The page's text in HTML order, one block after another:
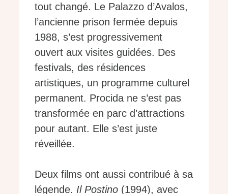
tout changé. Le Palazzo d’Avalos,
l’ancienne prison fermée depuis
1988, s’est progressivement
ouvert aux visites guidées. Des
festivals, des résidences
artistiques, un programme culturel
permanent. Procida ne s’est pas
transformée en parc d’attractions
pour autant. Elle s’est juste
réveillée.
Deux films ont aussi contribué à sa
légende. Il Postino (1994), avec